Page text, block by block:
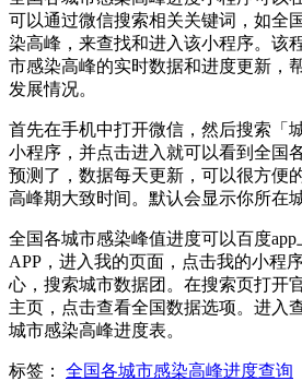
可以通过微信搜索相关关键词，如全
染高峰，来查找和进入该小程序。该
市感染高峰的实时数据和进度更新，
发展情况。
首先在手机中打开微信，然后搜索「
小程序，并点击进入就可以看到全国
预测了，数据每天更新，可以很方便
高峰期大致时间。默认会显示你所在
全国各城市感染峰值进度可以百度
APP，进入我的页面，点击我的小程
心，搜索城市数据团。在搜索页打开
主页，点击查看全国数据选项。进入
城市感染高峰进度表。
标签： 全国各城市感染高峰进度查询